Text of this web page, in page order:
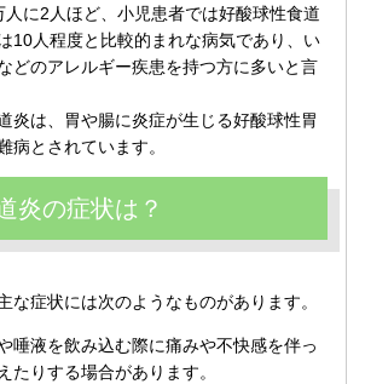
人に2人ほど、小児患者では好酸球性食道
10人程度と比較的まれな病気であり、い
どのアレルギー疾患を持つ方に多いと言
炎は、胃や腸に炎症が生じる好酸球性胃
病とされています。
炎の症状は？
な症状には次のようなものがあります。
唾液を飲み込む際に痛みや不快感を伴っ
たりする場合があります。